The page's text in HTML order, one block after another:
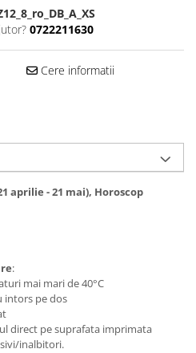
0722211630
Cere informatii
aprilie - 21 mai), Horoscop
:
mai mari de 40°C
intors pe dos
direct pe suprafata imprimata
inalbitori.